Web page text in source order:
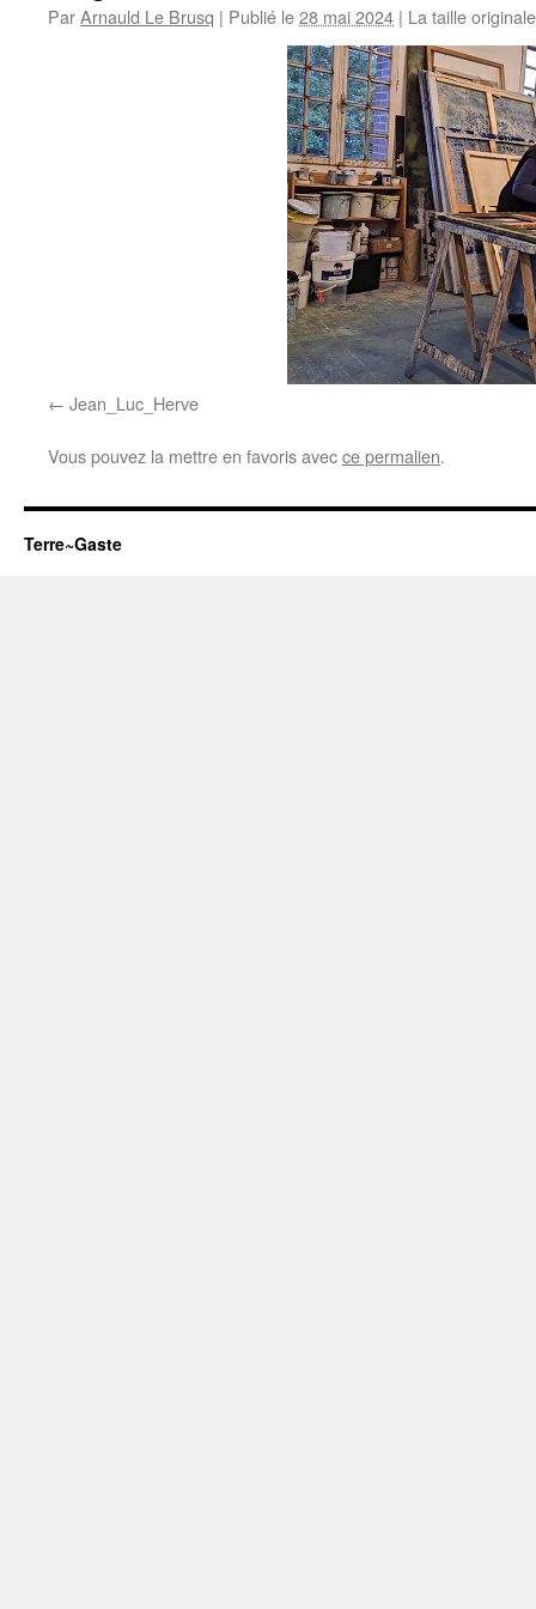
ParArnauld Le Brusq | Publié le28 mai 2024 | La taille
Jean_Luc_Herve
Vous pouvez la mettre en favoris avecce permalien.
Terre~Gaste